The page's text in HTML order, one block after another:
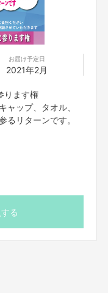
お届け予定日
2021年2月
ります権
ップ、タオル、
リターンです。
る